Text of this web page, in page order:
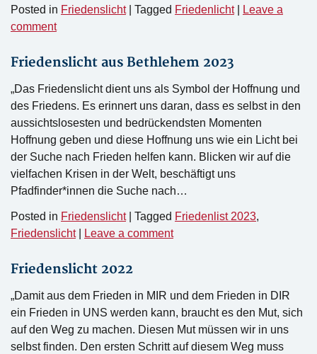
Posted in Friedenslicht Tagged Friedenlicht
Leave a
comment
Friedenslicht aus Bethlehem 2023
„Das Friedenslicht dient uns als Symbol der Hoffnung und
des Friedens. Es erinnert uns daran, dass es selbst in den
aussichtslosesten und bedrückendsten Momenten
Hoffnung geben und diese Hoffnung uns wie ein Licht bei
der Suche nach Frieden helfen kann. Blicken wir auf die
vielfachen Krisen in der Welt, beschäftigt uns
Pfadfinder*innen die Suche nach…
Posted in Friedenslicht Tagged Friedenlist 2023,
Friedenslicht
Leave a comment
Friedenslicht 2022
„Damit aus dem Frieden in MIR und dem Frieden in DIR
ein Frieden in UNS werden kann, braucht es den Mut, sich
auf den Weg zu machen. Diesen Mut müssen wir in uns
selbst finden. Den ersten Schritt auf diesem Weg muss